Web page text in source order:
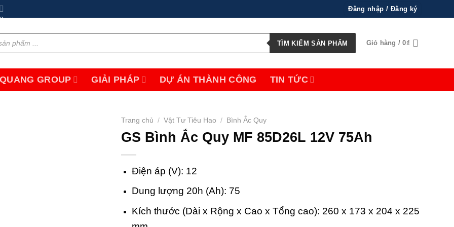
Đăng nhập / Đăng ký
TÌM KIẾM SẢN PHẨM Giỏ hàng /0₫
GROUP GIẢI PHÁP DỰ ÁN THÀNH CÔNG TIN TỨC
Trang chủ / Vật Tư Tiêu Hao / Bình Ắc Quy
GS Bình Ắc Quy MF 85D26L 12V 75Ah
Điện áp (V): 12
Dung lượng 20h (Ah): 75
Kích thước (Dài x Rộng x Cao x Tổng cao): 260 x 173 x 204 x 225